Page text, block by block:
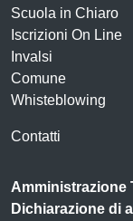
Scuola in Chiaro
Iscrizioni On Line
Invalsi
Comune
Whisteblowing
Contatti
Amministrazione
Dichiarazione di